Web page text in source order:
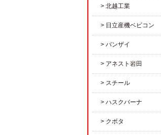
北越工業
日立産機ベビコン
バンザイ
アネスト岩田
スチール
ハスクバーナ
クボタ